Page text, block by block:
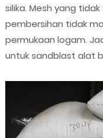
silika. Mesh yang
pembersihan tidak
permukaan logam.
untuk sandblast alat